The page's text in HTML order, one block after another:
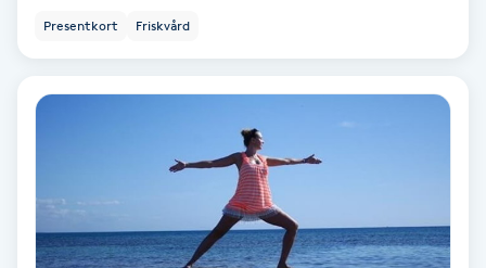
Fransförlängning Megavolym
Fransförlängning Volym
Fransrengöring
Presentkort Friskvård